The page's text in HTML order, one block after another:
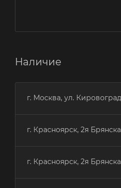
Наличие
г. Москва, ул.
г. Красноярск, 2я
г. Красноярск, 2я